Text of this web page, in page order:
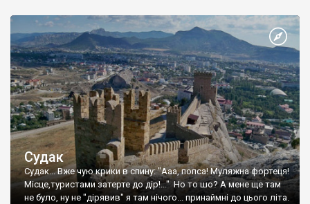
Судак
Судак... Вже чую крики в спину: "Ааа, попса! Муляжна фортеця!
Місце,туристами затерте до дір!..." Но то шо? А мене ще там
не було, ну не "дірявив" я там нічого... принаймні до цього літа.